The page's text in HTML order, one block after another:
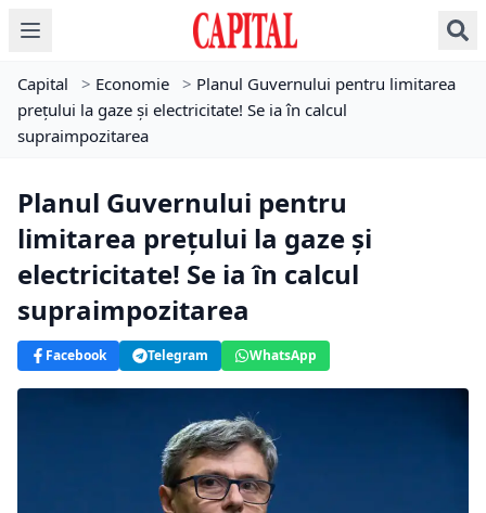
Capital > Economie > Planul Guvernului pentru limitarea
preţului la gaze și electricitate! Se ia în calcul
supraimpozitarea
Planul Guvernului pentru
limitarea preţului la gaze și
electricitate! Se ia în calcul
supraimpozitarea
Facebook Telegram WhatsApp